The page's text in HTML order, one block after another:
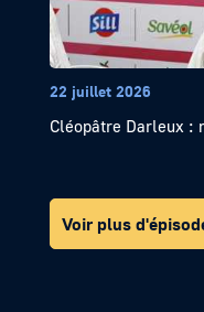
22 juillet 2026
Cléopâtre Darleux
Voir plus